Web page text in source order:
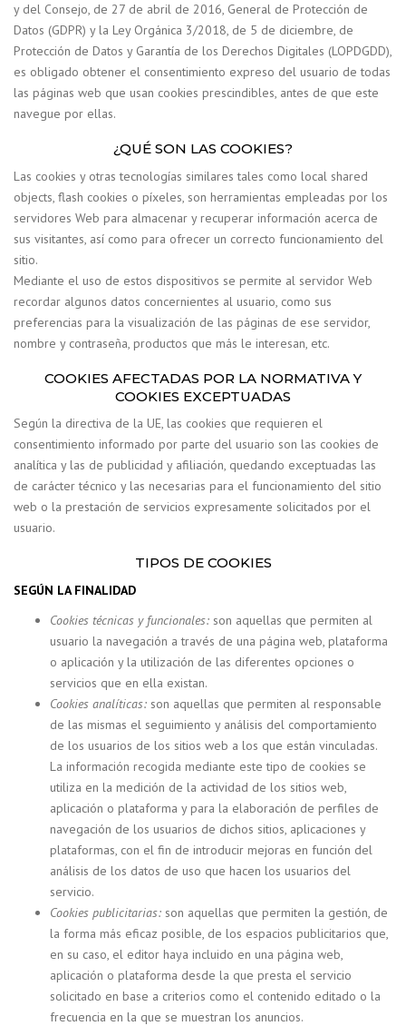
y del Consejo, de 27 de abril de 2016, General de Protección de
Datos (GDPR) y la Ley Orgánica 3/2018, de 5 de diciembre, de
Protección de Datos y Garantía de los Derechos Digitales (LOPDGDD),
es obligado obtener el consentimiento expreso del usuario de todas
las páginas web que usan cookies prescindibles, antes de que este
navegue por ellas.
¿QUÉ SON LAS COOKIES?
Las cookies y otras tecnologías similares tales como local shared
objects, flash cookies o píxeles, son herramientas empleadas por los
servidores Web para almacenar y recuperar información acerca de
sus visitantes, así como para ofrecer un correcto funcionamiento del
sitio.
Mediante el uso de estos dispositivos se permite al servidor Web
recordar algunos datos concernientes al usuario, como sus
preferencias para la visualización de las páginas de ese servidor,
nombre y contraseña, productos que más le interesan, etc.
COOKIES AFECTADAS POR LA NORMATIVA Y
COOKIES EXCEPTUADAS
Según la directiva de la UE, las cookies que requieren el
consentimiento informado por parte del usuario son las cookies de
analítica y las de publicidad y afiliación, quedando exceptuadas las
de carácter técnico y las necesarias para el funcionamiento del sitio
web o la prestación de servicios expresamente solicitados por el
usuario.
TIPOS DE COOKIES
SEGÚN LA FINALIDAD
Cookies técnicas y funcionales: son aquellas que permiten al
usuario la navegación a través de una página web, plataforma
o aplicación y la utilización de las diferentes opciones o
servicios que en ella existan.
Cookies analíticas: son aquellas que permiten al responsable
de las mismas el seguimiento y análisis del comportamiento
de los usuarios de los sitios web a los que están vinculadas.
La información recogida mediante este tipo de cookies se
utiliza en la medición de la actividad de los sitios web,
aplicación o plataforma y para la elaboración de perfiles de
navegación de los usuarios de dichos sitios, aplicaciones y
plataformas, con el fin de introducir mejoras en función del
análisis de los datos de uso que hacen los usuarios del
servicio.
Cookies publicitarias: son aquellas que permiten la gestión, de
la forma más eficaz posible, de los espacios publicitarios que,
en su caso, el editor haya incluido en una página web,
aplicación o plataforma desde la que presta el servicio
solicitado en base a criterios como el contenido editado o la
frecuencia en la que se muestran los anuncios.